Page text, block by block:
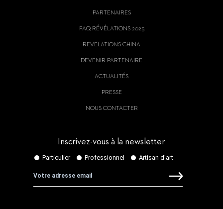
PARTENAIRES
FAQ RÉVÉLATIONS 2025
REVELATIONS CHINA
DEVENIR PARTENAIRE
ACTUALITÉS
PRESSE
NOUS CONTACTER
Inscrivez-vous à la newsletter